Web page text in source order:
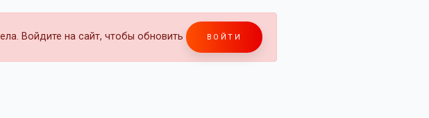
Войдите на сайт, чтобы обновить ВОЙТИ